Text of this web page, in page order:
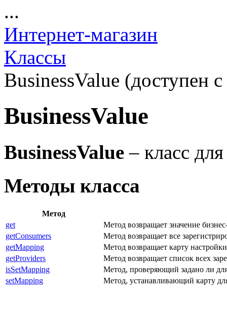
...
Интернет-магазин
Классы
BusinessValue (доступен
BusinessValue
BusinessValue – класс
Методы класса
Метод
get
Метод возвращает значение
getConsumers
Метод возвращает все
getMapping
Метод возвращает карту
getProviders
Метод возвращает список всех
isSetMapping
Метод, проверяющий задано ли для
setMapping
Метод, устанавливающий карту